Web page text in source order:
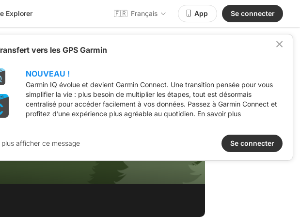
Explorer 🇫🇷 Français App Se connecter
vers les GPS Garmin
NOUVEAU !
Garmin IQ évolue et devient Garmin Connect. Une transition pensée pour vous
simplifier la vie : plus besoin de multiplier les étapes, tout est désormais
centralisé pour accéder facilement à vos données. Passez à Garmin Connect et
profitez d’une expérience plus agréable au quotidien. En savoir plus
plus afficher ce message Se connecter